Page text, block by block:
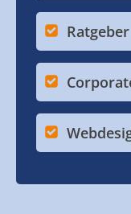
Ratgeber